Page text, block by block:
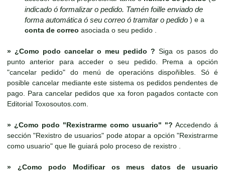
indicado ó formalizar o pedido. Tamén foille enviado de
forma automática ó seu correo ó tramitar o pedido ) e a
conta de correo asociada o seu pedido .
» ¿Como podo cancelar o meu pedido ? Siga os pasos do
punto anterior para acceder o seu pedido. Prema a opción
"cancelar pedido" do menú de operacións dispoñibles. Só é
posible cancelar mediante este sistema os pedidos pendentes de
pago. Para cancelar pedidos que xa foron pagados contacte con
Editorial Toxosoutos.com.
» ¿Como podo "Rexistrarme como usuario" "? Accedendo á
sección "Rexistro de usuarios" pode atopar a opción "Rexistrarme
como usuario" que lle guiará polo proceso de rexistro .
» ¿Como podo Modificar os meus datos de usuario